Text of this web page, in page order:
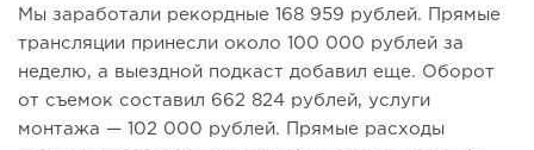
Мы заработали рекордные 168 959 рублей. Прямые
трансляции принесли около 100 000 рублей за
неделю, а выездной подкаст добавил еще. Оборот
от съемок составил 662 824 рублей, услуги
монтажа — 102 000 рублей. Прямые расходы